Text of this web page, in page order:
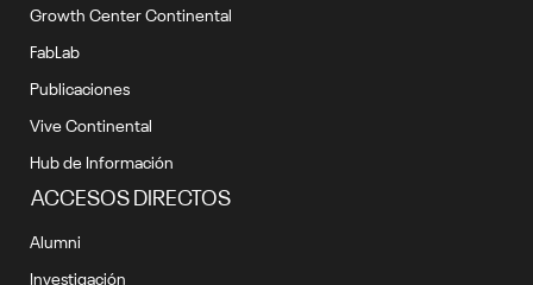
Growth Center Continental
FabLab
Publicaciones
Vive Continental
Hub de Información
ACCESOS DIRECTOS
Alumni
Investigación